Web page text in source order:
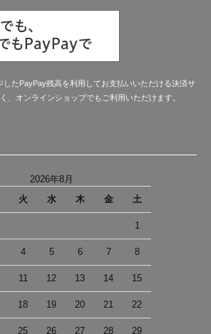
したPayPay残高を利用してお支払いいただける決済サ
、オンラインショップでもご利用いただけます。
2026年8月
火 水 木 金 土
1
4 5 6 7 8
11 12 13 14 15
18 19 20 21 22
25 26 27 28 29